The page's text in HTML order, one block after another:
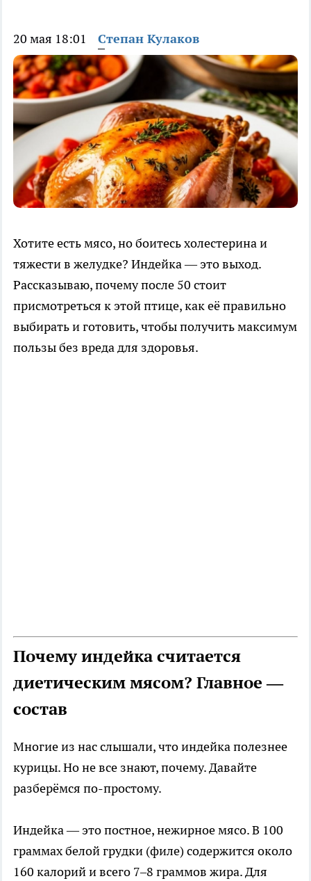
20 мая 18:01 Степан Кулаков
Хотите есть мясо, но боитесь холестерина и
тяжести в желудке? Индейка — это выход.
Рассказываю, почему после 50 стоит
присмотреться к этой птице, как её правильно
выбирать и готовить, чтобы получить максимум
пользы без вреда для здоровья.
Почему индейка считается
диетическим мясом? Главное —
состав
Многие из нас слышали, что индейка полезнее
курицы. Но не все знают, почему. Давайте
разберёмся по-простому.
Индейка — это постное, нежирное мясо. В 100
граммах белой грудки (филе) содержится около
160 калорий и всего 7–8 граммов жира. Для